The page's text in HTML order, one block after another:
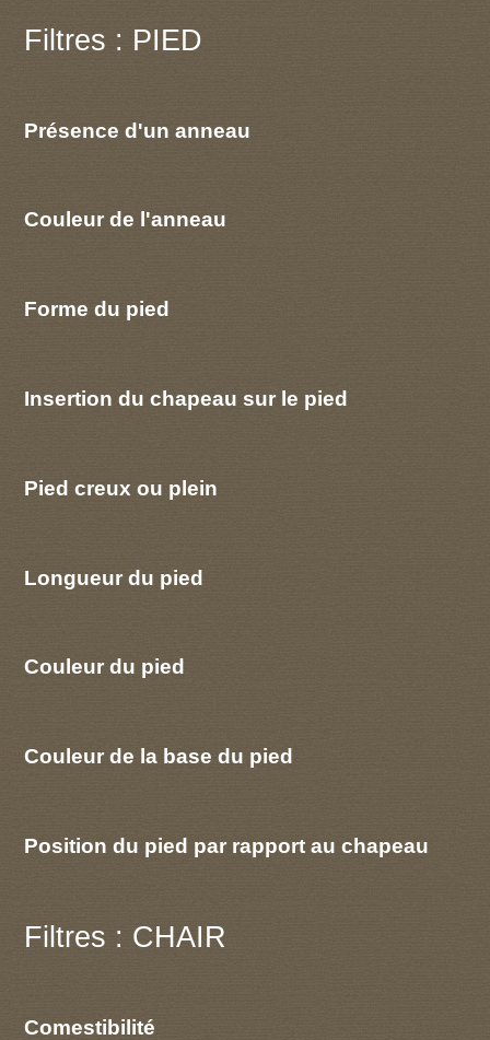
Filtres : PIED
Présence d'un anneau
Couleur de l'anneau
Forme du pied
Insertion du chapeau sur le pied
Pied creux ou plein
Longueur du pied
Couleur du pied
Couleur de la base du pied
Position du pied par rapport au chapeau
Filtres : CHAIR
Comestibilité